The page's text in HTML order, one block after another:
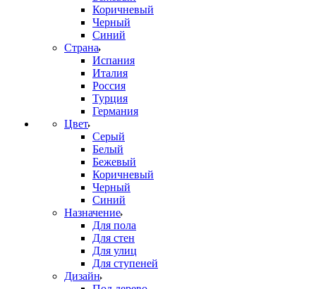
Коричневый
Черный
Синий
Страна
Испания
Италия
Россия
Турция
Германия
Цвет
Серый
Белый
Бежевый
Коричневый
Черный
Синий
Назначение
Для пола
Для стен
Для улиц
Для ступеней
Дизайн